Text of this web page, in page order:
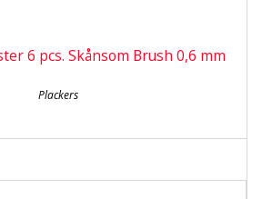
6 pcs. Skånsom Brush 0,6 mm
Plackers